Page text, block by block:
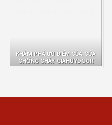
KHÁM PHÁ ƯU ĐIỂM CỦA CỬA
CHỐNG CHÁY GIAHUYDOOR